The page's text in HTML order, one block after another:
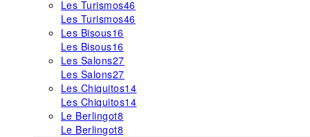
Les Turismos46
Les Turismos46
Les Bisous16
Les Bisous16
Les Salons27
Les Salons27
Les Chiquitos14
Les Chiquitos14
Le Berlingot8
Le Berlingot8